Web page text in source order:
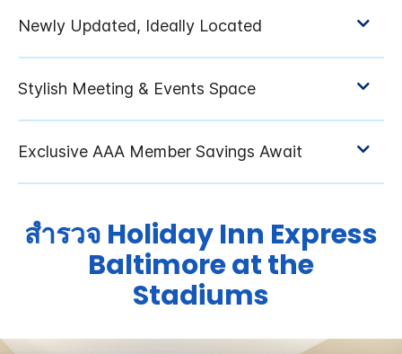
สำรวจ Holiday Inn Express
Baltimore at the
Stadiums